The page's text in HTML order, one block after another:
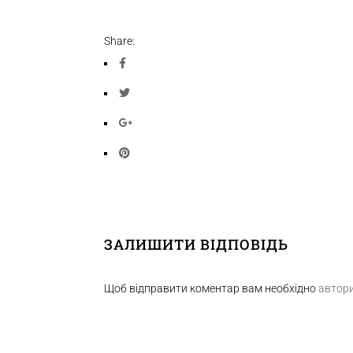
Share:
ЗАЛИШИТИ ВІДПОВІДЬ
Щоб відправити коментар вам необхідно